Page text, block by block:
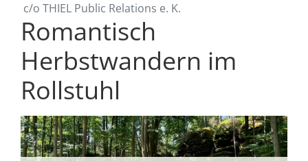
c/o THIEL Public Relations e. K.
Romantisch
Herbstwandern im
Rollstuhl